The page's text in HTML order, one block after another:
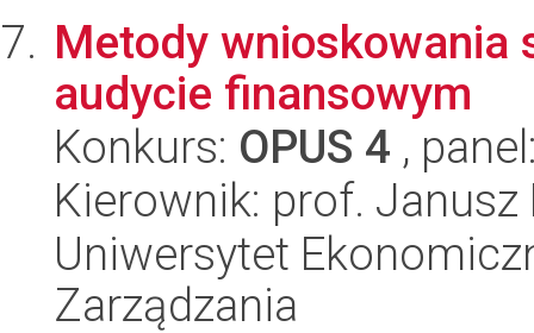
Metody wnioskowania
audycie finansowym
Konkurs: OPUS 4 ,
Kierownik: prof. Janusz
Uniwersytet
Zarządzania